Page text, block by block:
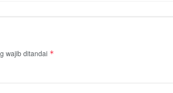
wajib ditandai *